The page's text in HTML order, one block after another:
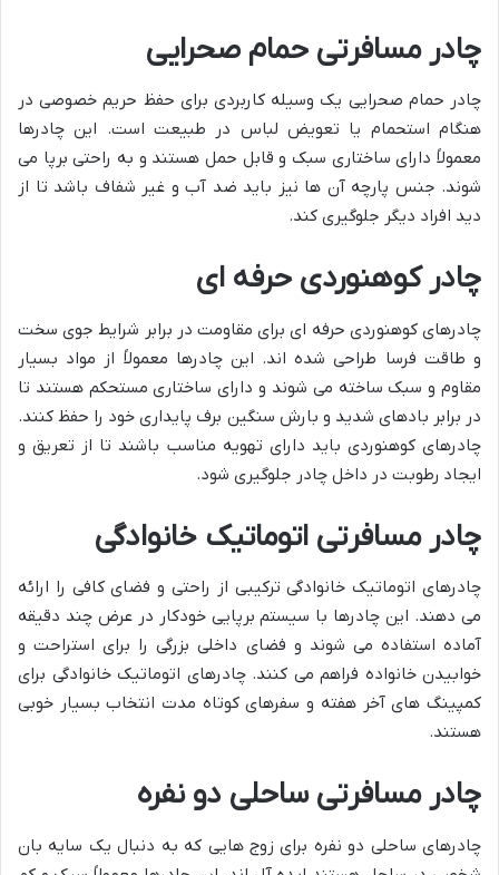
چادر مسافرتی حمام صحرایی
چادر حمام صحرایی یک وسیله کاربردی برای حفظ حریم خصوصی در
هنگام استحمام یا تعویض لباس در طبیعت است. این چادرها
معمولاً دارای ساختاری سبک و قابل حمل هستند و به راحتی برپا می
شوند. جنس پارچه آن ها نیز باید ضد آب و غیر شفاف باشد تا از
دید افراد دیگر جلوگیری کند.
چادر کوهنوردی حرفه ای
چادرهای کوهنوردی حرفه ای برای مقاومت در برابر شرایط جوی سخت
و طاقت فرسا طراحی شده اند. این چادرها معمولاً از مواد بسیار
مقاوم و سبک ساخته می شوند و دارای ساختاری مستحکم هستند تا
در برابر بادهای شدید و بارش سنگین برف پایداری خود را حفظ کنند.
چادرهای کوهنوردی باید دارای تهویه مناسب باشند تا از تعریق و
ایجاد رطوبت در داخل چادر جلوگیری شود.
چادر مسافرتی اتوماتیک خانوادگی
چادرهای اتوماتیک خانوادگی ترکیبی از راحتی و فضای کافی را ارائه
می دهند. این چادرها با سیستم برپایی خودکار در عرض چند دقیقه
آماده استفاده می شوند و فضای داخلی بزرگی را برای استراحت و
خوابیدن خانواده فراهم می کنند. چادرهای اتوماتیک خانوادگی برای
کمپینگ های آخر هفته و سفرهای کوتاه مدت انتخاب بسیار خوبی
هستند.
چادر مسافرتی ساحلی دو نفره
چادرهای ساحلی دو نفره برای زوج هایی که به دنبال یک سایه بان